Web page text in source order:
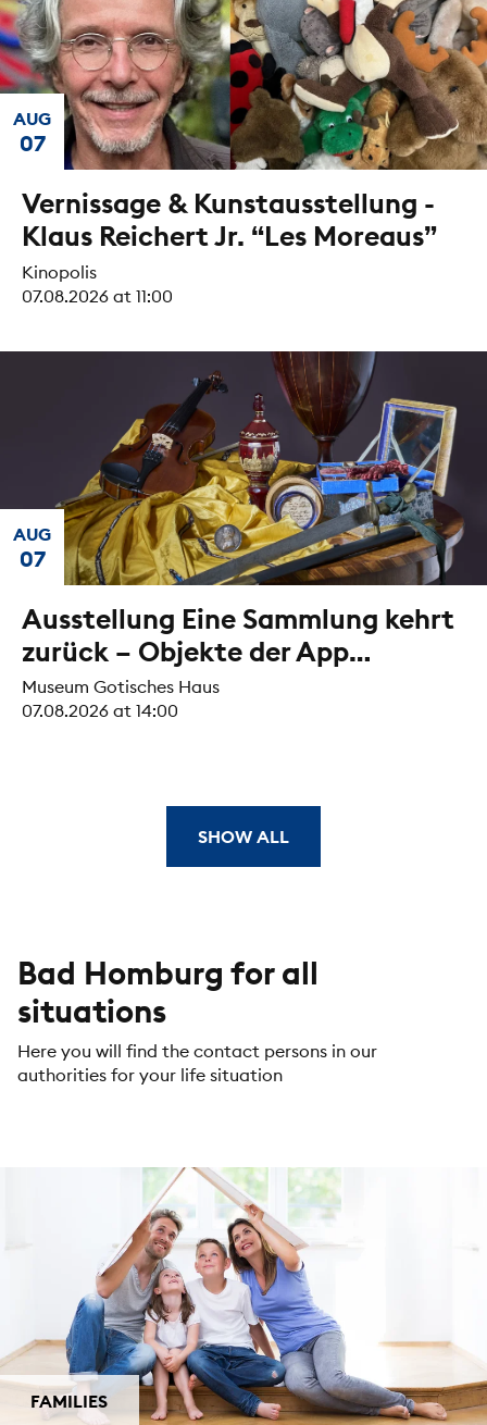
Vernissage & Kunstausstellung -
Klaus Reichert Jr. “Les Moreaus”
Kinopolis
07.08.2026 at 11:00
07
AUG
Ausstellung Eine Sammlung kehrt
zurück – Objekte der App
Gotisches Haus
Museum Gotisches Haus
07.08.2026 at 14:00
07
AUG
SHOW ALL
Bad Homburg for all
situations
Here you will find the contact persons in our
authorities for your life situation
FAMILIES